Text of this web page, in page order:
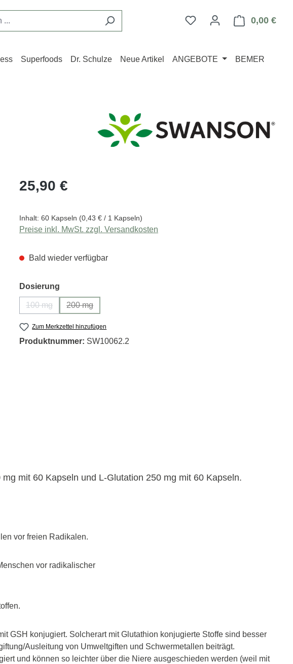
Du hast 0 Produkte auf
0,00 €
Superfoods Dr. Schulze Neue Artikel ANGEBOTE BEMER
Regulärer Preis:
25,90 €
Inhalt: 60 Kapseln (0,43 € / 1 Kapseln)
Preise inkl. MwSt. zzgl. Versandkosten
Bald wieder verfügbar
Dosierung
100 mg
(Diese Option ist zurzeit nicht verfügbar.)
200 mg
(Diese Option ist zurzeit nicht verfügbar.)
Zum Merkzettel hinzufügen
Produktnummer: SW10062.2
mit 60 Kapseln und L-Glutation 250 mg mit 60 Kapseln.
vor freien Radikalen.
vor radikalischer
GSH konjugiert. Solcherart mit Glutathion konjugierte Stoffe sind besser
Ausleitung von Umweltgiften und Schwermetallen beiträgt.
und können so leichter über die Niere ausgeschieden werden (weil mit